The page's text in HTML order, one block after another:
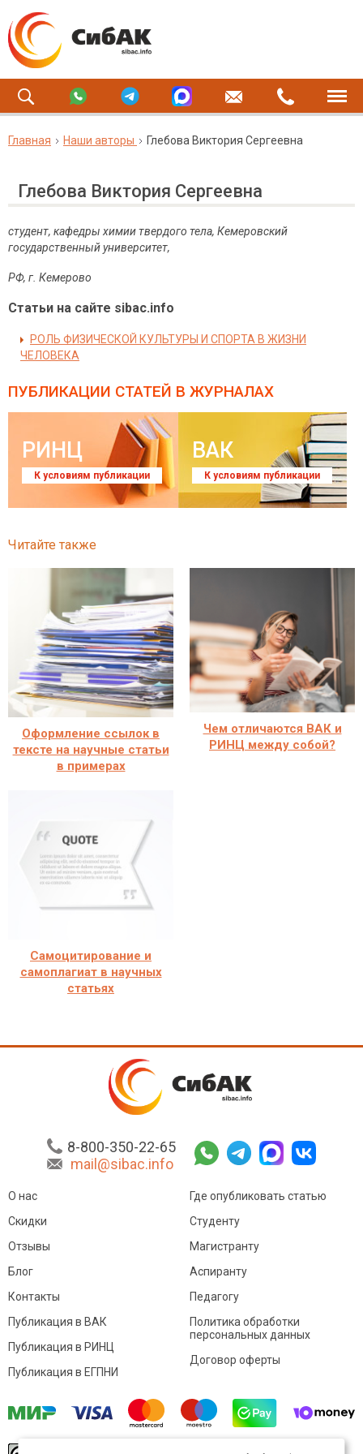
Главная Наши авторы Глебова Виктория Сергеевна
Глебова Виктория Сергеевна
студент, кафедры химии твердого тела, Кемеровский
государственный университет,
РФ, г. Кемерово
Статьи на сайте sibac.info
РОЛЬ ФИЗИЧЕСКОЙ КУЛЬТУРЫ И СПОРТА В ЖИЗНИ
ЧЕЛОВЕКА
ПУБЛИКАЦИИ СТАТЕЙ В ЖУРНАЛАХ
РИНЦ
К условиям публикации
ВАК
К условиям публикации
Читайте также
Оформление ссылок в
тексте на научные статьи
в примерах
Чем отличаются ВАК и
РИНЦ между собой?
Самоцитирование и
самоплагиат в научных
статьях
8-800-350-22-65
mail@sibac.info
О нас
Скидки
Отзывы
Блог
Контакты
Где опубликовать статью
Студенту
Магистранту
Аспиранту
Педагогу
Публикация в ВАК
Публикация в РИНЦ
Публикация в ЕГПНИ
Политика обработки
персональных данных
Договор оферты